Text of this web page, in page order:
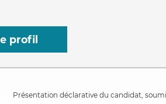
profil
Présentation déclarative du candidat,